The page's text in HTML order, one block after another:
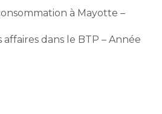
à Mayotte –
dans le BTP – Année